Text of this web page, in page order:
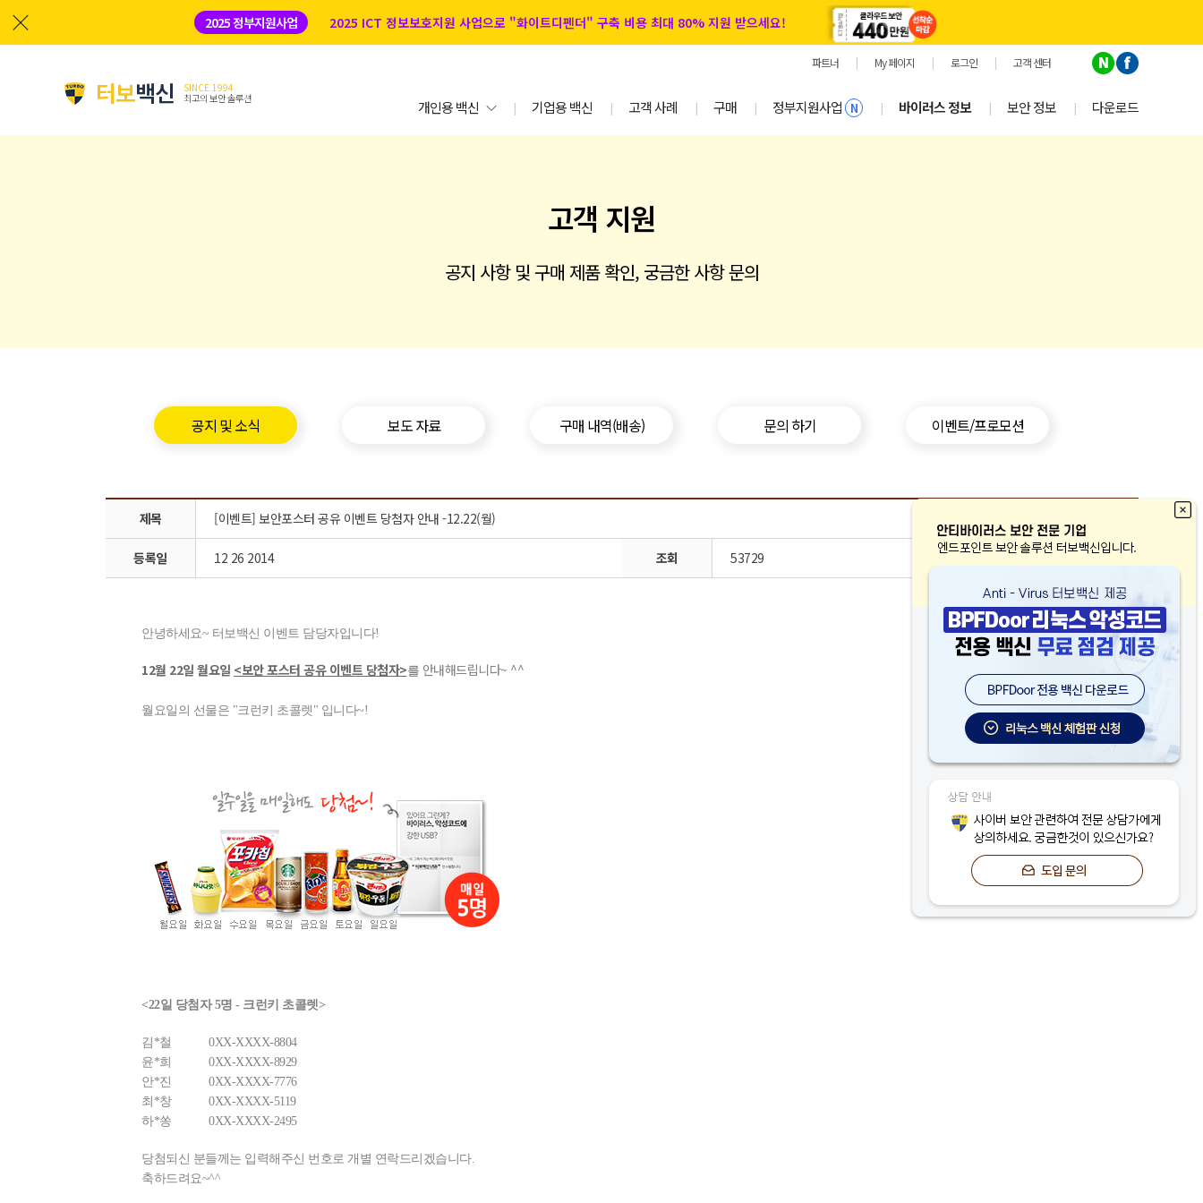
2025 정부지원사업 2025 ICT 정보보호지원 사업으로 "화이트디펜더" 구축 비용 최대 80% 지원 받으세요!
파트너 | My 페이지 | 로그인 | 고객 센터
터보백신
SINCE 1994
최고의 보안 솔루션
개인용 백신 | 기업용 백신 | 고객 사례 | 구매 | 정부지원사업 N | 바이러스 정보 | 보안 정보 | 다운로드
고객 지원
공지 사항 및 구매 제품 확인, 궁금한 사항 문의
공지 및 소식 보도 자료 구매 내역(배송) 문의 하기 이벤트/프로모션
제목 [이벤트] 보안포스터 공유 이벤트 당첨자 안내 -12.22(월)
등록일 12 26 2014 조회 53729
안녕하세요~ 터보백신 이벤트 담당자입니다!
12월 22일 월요일 <보안 포스터 공유 이벤트 당첨자>를 안내해드립니다~ ^^
월요일의 선물은 "크런키 초콜렛" 입니다~!
<22일 당첨자 5명 - 크런키 초콜렛>
김*철
0XX-XXXX-8804
윤*희
0XX-XXXX-8929
안*진
0XX-XXXX-7776
최*창
0XX-XXXX-5119
하*쏭
0XX-XXXX-2495
당첨되신 분들께는 입력해주신 번호로 개별 연락드리겠습니다.
축하드려요~^^